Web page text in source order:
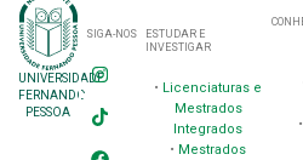
UNIVERSIDADE
FERNANDO
PESSOA
SIGA-NOS
ESTUDAR E
INVESTIGAR
• Licenciaturas e
Mestrados
Integrados
• Mestrados
•